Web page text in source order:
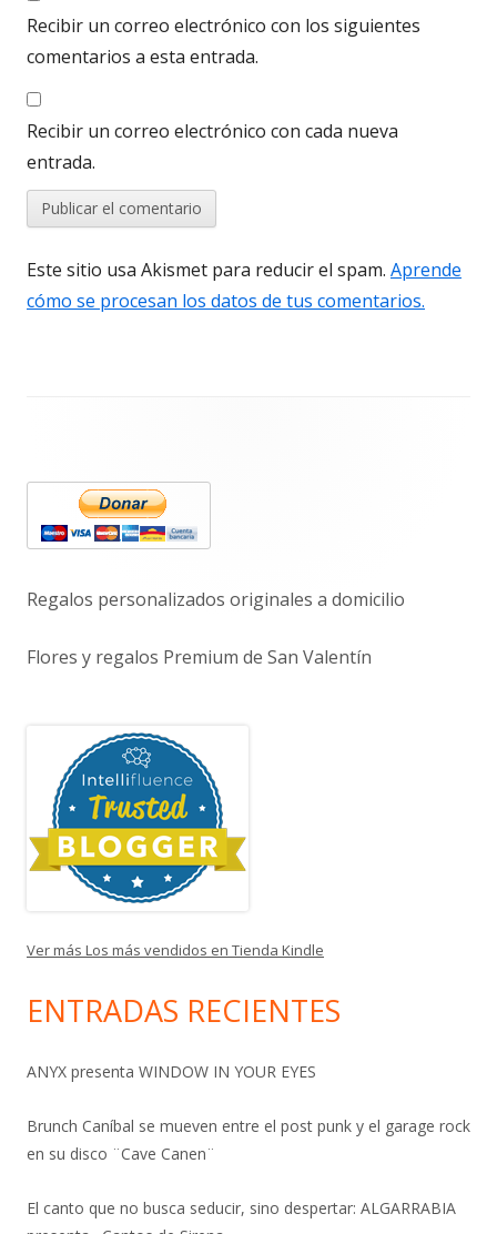
Recibir un correo electrónico con los siguientes
comentarios a esta entrada.
Recibir un correo electrónico con cada nueva
entrada.
Este sitio usa Akismet para reducir el spam. Aprende
cómo se procesan los datos de tus comentarios.
lateral
principal
Regalos personalizados originales a domicilio
Flores y regalos Premium de San Valentín
Ver más Los más vendidos en Tienda Kindle
ENTRADAS RECIENTES
ANYX presenta WINDOW IN YOUR EYES
Brunch Caníbal se mueven entre el post punk y el garage rock
en su disco ¨Cave Canen¨
El canto que no busca seducir, sino despertar: ALGARRABIA